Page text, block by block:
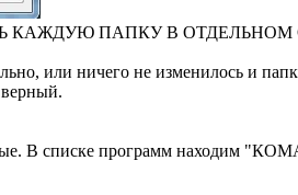
КАЖДУЮ ПАПКУ В ОТДЕЛЬНОМ
или ничего не изменилось и
В списке программ находим